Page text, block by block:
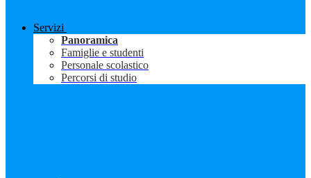
Servizi
Panoramica
Famiglie e studenti
Personale scolastico
Percorsi di studio